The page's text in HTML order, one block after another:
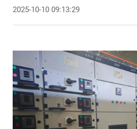
2025-10-10 09:13:29